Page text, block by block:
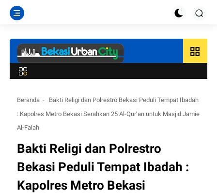
grid_view
Beranda
Bakti Religi dan Polrestro Bekasi Peduli Tempat Ibadah
: Kapolres Metro Bekasi Serahkan 25 Al-Qur’an untuk Masjid Jamie
Al-Falah
Bakti Religi dan Polrestro
Bekasi Peduli Tempat Ibadah :
Kapolres Metro Bekasi